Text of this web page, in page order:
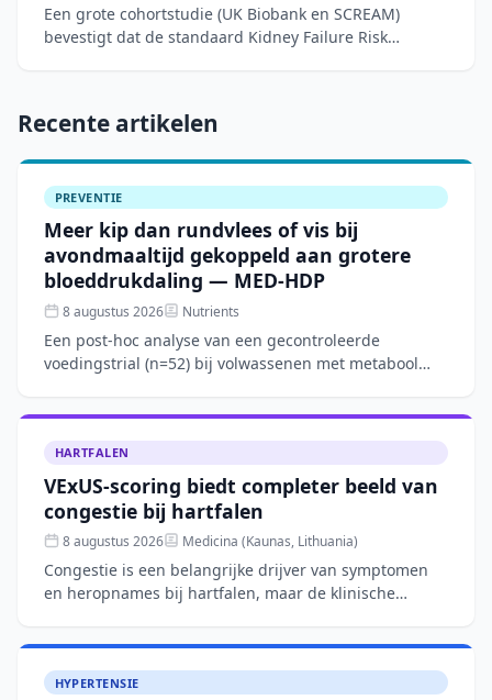
Een grote cohortstudie (UK Biobank en SCREAM)
bevestigt dat de standaard Kidney Failure Risk
Recente artikelen
PREVENTIE
Meer kip dan rundvlees of vis bij
avondmaaltijd gekoppeld aan grotere
bloeddrukdaling — MED-HDP
8 augustus 2026 Nutrients
Een post-hoc analyse van een gecontroleerde
voedingstrial (n=52) bij volwassenen met metabool
dieetpatroon over 12 weken
HARTFALEN
VExUS-scoring biedt completer beeld van
congestie bij hartfalen
8 augustus 2026 Medicina (Kaunas, Lithuania)
Congestie is een belangrijke drijver van symptomen
en heropnames bij hartfalen, maar de klinische
bespreekt
HYPERTENSIE